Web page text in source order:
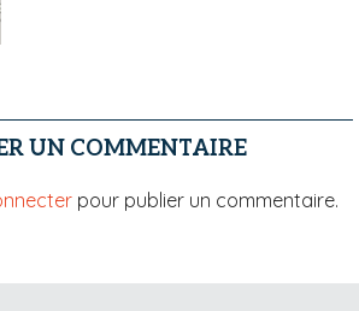
UN COMMENTAIRE
pour publier un commentaire.